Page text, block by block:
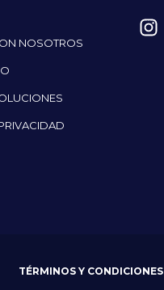
NOSOTROS
TÉRMINOS Y CONDICIONES